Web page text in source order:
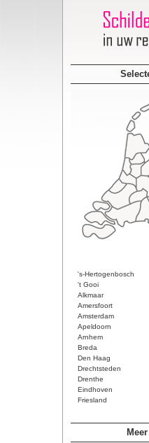
's-Hertogenbosch
't Gooi
Alkmaar
Amersfoort
Amsterdam
Apeldoorn
Arnhem
Breda
Den Haag
Drechtsteden
Drenthe
Eindhoven
Friesland